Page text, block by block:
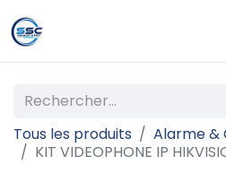
Tous les produits
Alarme &
KIT VIDEOPHONE IP